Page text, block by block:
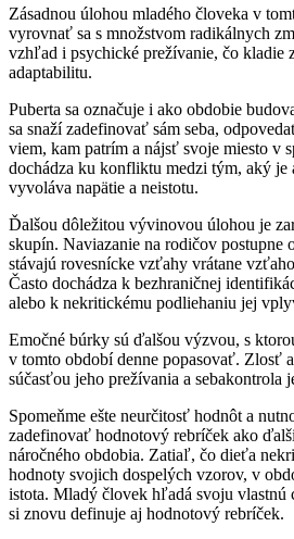
Zásadnou úlohou mladého človeka v
vyrovnať sa s množstvom radikálnych
vzhľad i psychické prežívanie, čo kladie
adaptabilitu.
Puberta sa označuje i ako obdobie
sa snaží zadefinovať sám seba,
viem, kam patrím a nájsť svoje miesto v
dochádza ku konfliktu medzi tým, aký
vyvoláva napätie a neistotu.
Ďalšou dôležitou vývinovou úlohou je
skupín. Naviazanie na rodičov postupne
stávajú rovesnícke vzťahy vrátane
Často dochádza k bezhraničnej
alebo k nekritickému podliehaniu jej
Emočné búrky sú ďalšou výzvou, s
v tomto období denne popasovať. Zlosť
súčasťou jeho prežívania a sebakontrola
Spomeňme ešte neurčitosť hodnôt a
zadefinovať hodnotový rebríček ako
náročného obdobia. Zatiaľ, čo dieťa
hodnoty svojich dospelých vzorov, v
istota. Mladý človek hľadá svoju vlastnú
si znovu definuje aj hodnotový rebríček.